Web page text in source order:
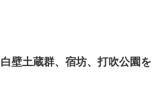
壁土蔵群、宿坊、打吹公園を